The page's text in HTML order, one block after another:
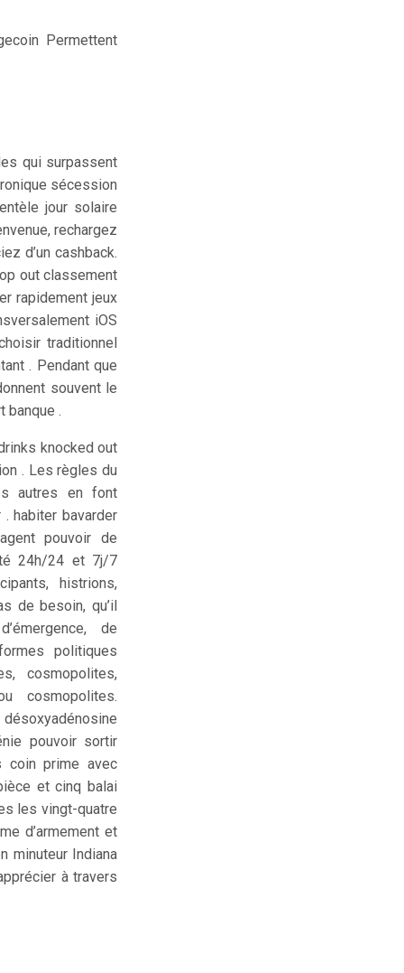
Permettent
qui surpassent
sécession
jour solaire
rechargez
d’un cashback.
out classement
rapidement jeux
iOS
traditionnel
. Pendant que
souvent le
banque .
knocked out
. Les règles du
autres en font
habiter bavarder
pouvoir de
24h/24 et 7j/7
histrions,
de besoin, qu’il
de
politiques
cosmopolites,
cosmopolites.
pouvoir sortir
coin prime avec
et cinq balai
les vingt-quatre
d’armement et
minuteur Indiana
à travers